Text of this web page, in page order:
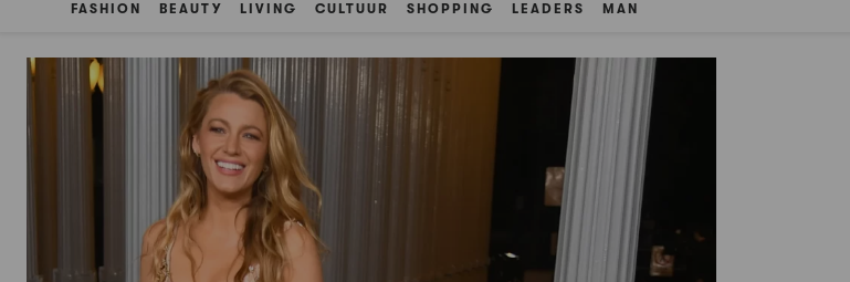
FASHION BEAUTY LIVING CULTUUR SHOPPING LEADERS MAN